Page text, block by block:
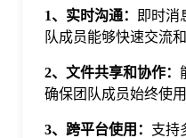
1、实时沟通：
即时消
队成员能够快速交流
2、文件共享和协作：
确保团队成员始终使
3、跨平台使用： 支持